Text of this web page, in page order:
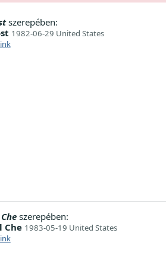
szerepében:
1982-06-29 United States
szerepében:
Che 1983-05-19 United States